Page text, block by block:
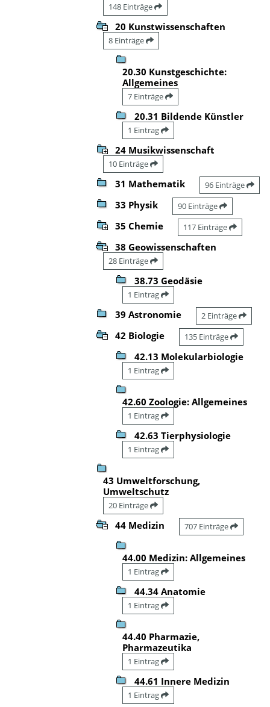
148 Einträge
20 Kunstwissenschaften
8 Einträge
20.30 Kunstgeschichte:
Allgemeines
7 Einträge
20.31 Bildende Künstler
1 Eintrag
24 Musikwissenschaft
10 Einträge
31 Mathematik 96 Einträge
33 Physik 90 Einträge
35 Chemie 117 Einträge
38 Geowissenschaften
28 Einträge
38.73 Geodäsie
1 Eintrag
39 Astronomie 2 Einträge
42 Biologie 135 Einträge
42.13 Molekularbiologie
1 Eintrag
42.60 Zoologie: Allgemeines
1 Eintrag
42.63 Tierphysiologie
1 Eintrag
43 Umweltforschung,
Umweltschutz
20 Einträge
44 Medizin 707 Einträge
44.00 Medizin: Allgemeines
1 Eintrag
44.34 Anatomie
1 Eintrag
44.40 Pharmazie,
Pharmazeutika
1 Eintrag
44.61 Innere Medizin
1 Eintrag